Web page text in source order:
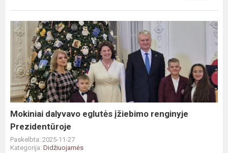
Mokiniai
dalyvavo
eglutės
įžiebimo
renginyje
Prezidentūroje
Mokiniai dalyvavo eglutės įžiebimo renginyje
Prezidentūroje
Paskelbta: 2025-11-27
Kategorija: Didžiuojamės